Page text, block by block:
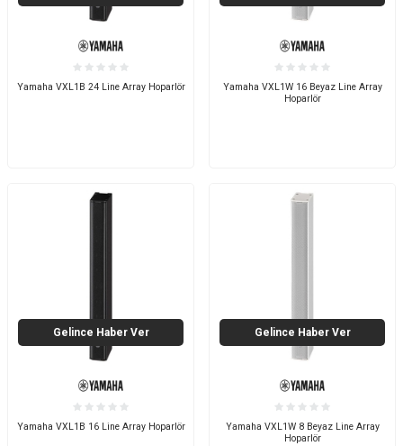
Yamaha VXL1B 24 Line Array Hoparlör
Yamaha VXL1W 16 Beyaz Line Array
Hoparlör
Yamaha VXL1B 16 Line Array Hoparlör
Gelince Haber Ver
Yamaha VXL1W 8 Beyaz Line Array
Hoparlör
Gelince Haber Ver